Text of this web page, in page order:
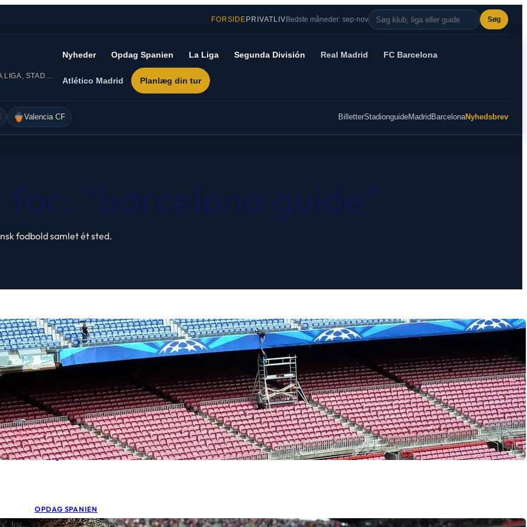
FORSIDEPRIVATLIVBedste måneder: sep-nov Søg
Nyheder Opdag Spanien La Liga Segunda División Real Madrid FC Barcelona
Atlético Madrid Planlæg din tur
Valencia CF BilletterStadionguideMadrid BarcelonaNyhedsbrev
fodbold samlet ét sted.
OPDAG SPANIEN
7 skjulte fodboldbarer i Barcelonas kvarterer
Glem sportsbarer med lyse skilte og menukort på engelsk. De ægte fodboldhistorier i Barcelona bliver
skrevet i smalle gader, bag halvt nedrullede persienner, hvor TV’et allerede…
Læs guiden
OPDAG SPANIEN